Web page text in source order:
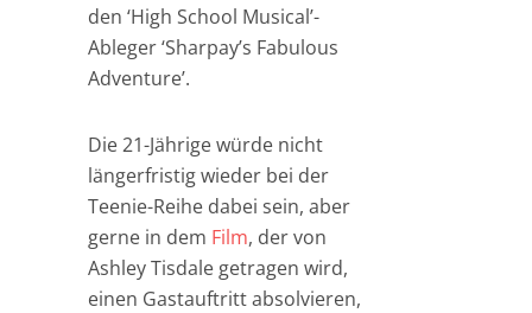
den ‘High School Musical’-
Ableger ‘Sharpay’s Fabulous
Adventure’.
Die 21-Jährige würde nicht
längerfristig wieder bei der
Teenie-Reihe dabei sein, aber
gerne in dem Film, der von
Ashley Tisdale getragen wird,
einen Gastauftritt absolvieren,